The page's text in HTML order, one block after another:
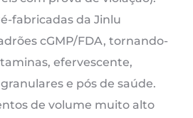
fabricadas da Jinlu
cGMP/FDA, tornando-
efervescente,
e pós de saúde.
de volume muito alto